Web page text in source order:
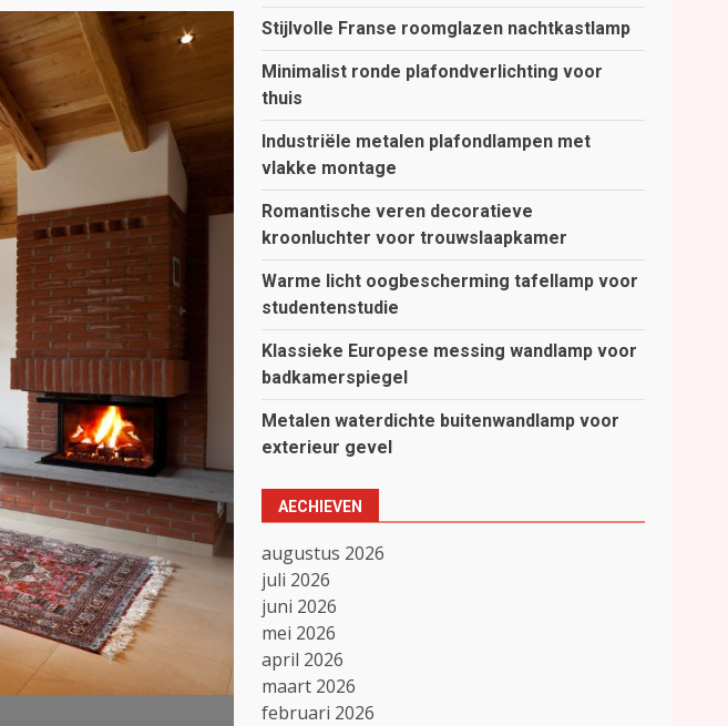
Stijlvolle Franse roomglazen nachtkastlamp
Minimalist ronde plafondverlichting voor
thuis
Industriële metalen plafondlampen met
vlakke montage
Romantische veren decoratieve
kroonluchter voor trouwslaapkamer
Warme licht oogbescherming tafellamp voor
studentenstudie
Klassieke Europese messing wandlamp voor
badkamerspiegel
Metalen waterdichte buitenwandlamp voor
exterieur gevel
AECHIEVEN
augustus 2026
juli 2026
juni 2026
mei 2026
april 2026
maart 2026
februari 2026